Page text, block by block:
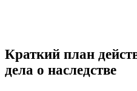
Краткий план
дела о наследстве